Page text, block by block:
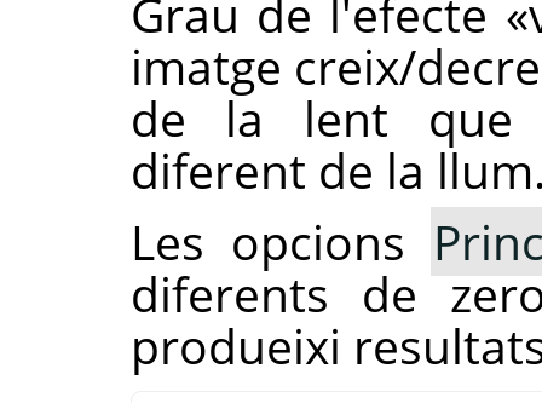
Grau de l'efecte «
imatge creix/
de la lent que
diferent de la
Les opcions
diferents de
produeixi